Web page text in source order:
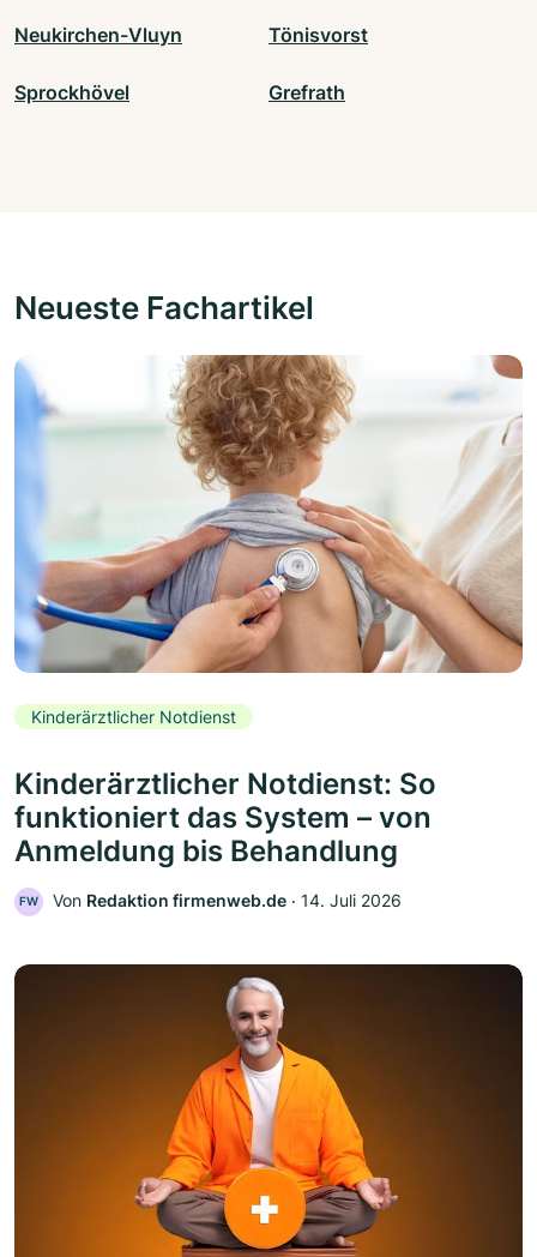
Neukirchen-Vluyn Tönisvorst
Sprockhövel Grefrath
Neueste Fachartikel
Kinderärztlicher Notdienst
Kinderärztlicher Notdienst: So
funktioniert das System – von
Anmeldung bis Behandlung
FW Von Redaktion firmenweb.de ‧ 14. Juli 2026